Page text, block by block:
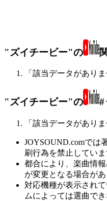
"ズイチービー"の
「該当データがありま
"ズイチービー"の #
「該当データがありま
JOYSOUND.comでは
刷行為を禁止していま
都合により、楽曲情
が変更となる場合があ
対応機種が表示され
ムによっては選曲で